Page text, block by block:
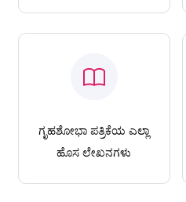
ಗೃಹಶೋಭಾ ಪತ್ರಿಕೆಯ ಎಲ್ಲಾ
ಹೊಸ ಲೇಖನಗಳು